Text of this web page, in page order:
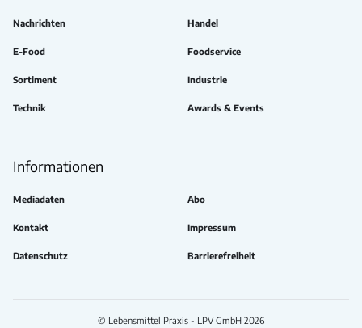
Nachrichten Handel
E-Food Foodservice
Sortiment Industrie
Technik Awards & Events
Informationen
Mediadaten Abo
Kontakt Impressum
Datenschutz Barrierefreiheit
© Lebensmittel Praxis - LPV GmbH 2026